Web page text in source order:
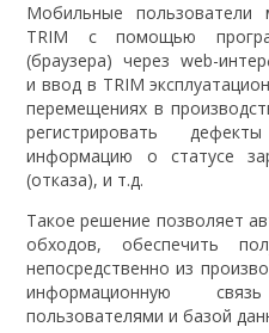
Мобильные пользователи
TRIM с помощью
(браузера) через web-
и ввод в TRIM
перемещениях в
регистрировать
информацию о статусе
(отказа), и т.д.
Такое решение позволяет
обходов, обеспечить
непосредственно из
информационную
пользователями и базой